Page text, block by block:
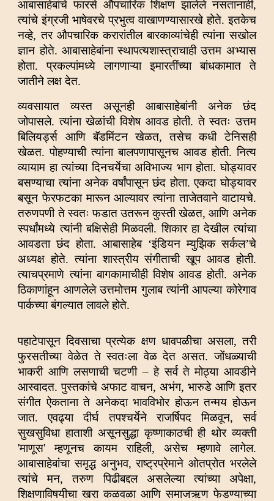
आबासाहेबांचे फारसे औपचारिक शिक्षण झालेले नसतानाही,
त्यांचे इंग्रजी भाषेवरचे प्रभुत्व वाखाणण्यासारखे होते. इतकेच
नव्हे, तर औपचारिक करारांतील बारकाव्यांचेही त्यांना सखोल
ज्ञान होते. आबासाहेबांना स्थापत्यशास्त्राचाही उत्तम अभ्यास
होता. प्रकल्पांमध्ये लागणाऱ्या इमारतींच्या बांधकामात ते
जातीने लक्ष देत.
व्यवसायात व्यस्त असूनही आबासाहेबांनी अनेक छंद
जोपासले. त्यांना खेळांची विशेष आवड होती. ते स्वतः उत्तम
बिलियर्ड्स आणि बॅडमिंटन खेळत, तसेच कधी टेनिसही
खेळत. पोहण्याची त्यांना बालपणापासूनच आवड होती. नित्य
व्यायाम हा त्यांच्या दिनचर्येचा अविभाज्य भाग होता. घोड्यावर
बसण्याचा त्यांना अनेक वर्षांपासून छंद होता. एकदा घोड्यावर
बसून फेरफटका मारून आल्यावर त्यांना ताजेतवाने वाटायचे.
तरुणपणी ते स्वतः फडात उतरून कुस्ती खेळत, आणि अनेक
स्पर्धांमध्ये त्यांनी बक्षिसेही मिळवली. शिकार हा देखील त्यांचा
आवडता छंद होता. आबासाहेब ‘इंडियन म्युझिक सर्कल’चे
अध्यक्ष होते. त्यांना शास्त्रीय संगीताची खूप आवड होती.
त्याचप्रमाणे त्यांना बागकामाचीही विशेष आवड होती. अनेक
ठिकाणांहून आणलेले उत्तमोत्तम गुलाब त्यांनी आपल्या कोरेगाव
पार्कच्या बंगल्यात लावले होते.
पहाटेपासून दिवसाचा प्रत्येक क्षण धावपळीचा असला, तरी
फुरसतीच्या वेळेत ते स्वतःला वेळ देत असत. जोंधळ्याची
भाकरी आणि लसणाची चटणी – हे सर्व ते मोठ्या आवडीने
आस्वादत. पुस्तकांचे अफाट वाचन, अभंग, भारुडे आणि इतर
संगीत ऐकताना ते अनेकदा भावविभोर होऊन तन्मय होऊन
जात. एवढ्या दीर्घ तपश्चर्येने राजर्षिपद मिळवून, सर्व
सुखसुविधा हाताशी असूनसुद्धा कृष्णाकाठची ही थोर व्यक्ती
'माणूस' म्हणूनच कायम राहिली, असेच म्हणावे लागेल.
आबासाहेबांचा समृद्ध अनुभव, राष्ट्रप्रेमाने ओतप्रोत भरलेले
त्यांचे मन, तरुण पिढीबद्दल असलेल्या त्यांच्या अपेक्षा,
शिक्षणाविषयीचा खरा कळवळा आणि समाजऋण फेडण्याच्या